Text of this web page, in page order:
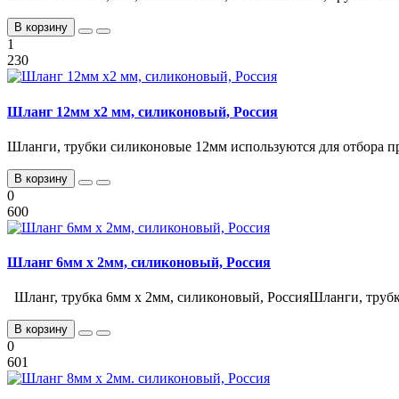
В корзину
1
230
Шланг 12мм х2 мм, силиконовый, Россия
Шланги, трубки силиконовые 12мм используются для отбора
В корзину
0
600
Шланг 6мм х 2мм, силиконовый, Россия
Шланг, трубка 6мм х 2мм, силиконовый, РоссияШланги,
В корзину
0
601